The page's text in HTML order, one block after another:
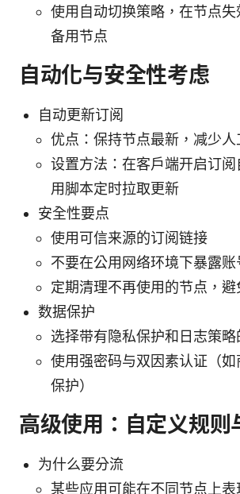
使用自动切换策略，在节点失
备用节点
自动化与安全性考虑
自动更新订阅
优点：保持节点最新，减少人
设置方法：在客户端开启订
用脚本定时拉取更新
安全性要点
使用可信来源的订阅链接
不要在公用网络环境下暴露账
定期清理不再使用的节点，
数据保护
选择带有隐私保护和日志策略
使用强密码与双因素认证（
保护）
高级使用：自定义规则
为什么要分流
某些应用可能在不同节点上